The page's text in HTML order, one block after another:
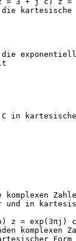
die
die
C in
und in
z = exp(3πj)
komplexen
Form